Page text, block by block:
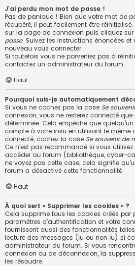
J’ai perdu mon mot de passe !
Pas de panique ! Bien que votre mot de
récupéré, il peut facilement être
sur la page de connexion puis cliquez sur
passe. Suivez les instructions énoncées
nouveau vous connecter.
Si toutefois vous ne parveniez pas à
contactez un administrateur du forum.
Haut
Pourquoi suis-je automatiquement
Si vous ne cochez pas la case Se
connexion, vous ne resterez connecté
déterminée. Cela empêche que quelqu’un
compte à votre insu en utilisant le même
connecté, cochez la case Se souvenir de
Ce n’est pas recommandé si vous
accéder au forum (bibliothèque, cyber-
ne voyez pas cette case, cela signifie
forum a désactivé cette fonctionnalité.
Haut
À quoi sert « Supprimer les cookies » ?
Cela supprime tous les cookies créés par
paramètres d’authentification et votre
fournissent aussi des fonctionnalités
lecture des messages (lu ou non lu) si
administrateur du forum. Si vous
connexion ou de déconnexion, la
les résoudre.